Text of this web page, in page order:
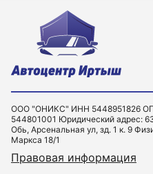
ООО "ОНИКС" ИНН 5448951826
544801001 Юридический адрес:
Обь, Арсенальная ул, зд. 1 к. 9
Маркса 18/1
Правовая информация